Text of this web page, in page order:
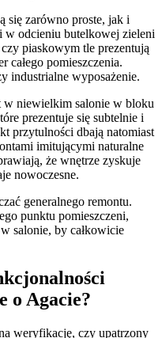
się zarówno proste, jak i
w odcieniu butelkowej zieleni
piaskowym tle prezentują
całego pomieszczenia.
industrialne wyposażenie.
w niewielkim salonie w bloku
prezentuje się subtelnie i
przytulności dbają natomiast
imitującymi naturalne
że wnętrze zyskuje
nowoczesne.
generalnego remontu.
punktu pomieszczeni,
salonie, by całkowicie
o Agacie?
weryfikację, czy upatrzony